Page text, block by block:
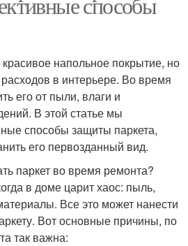
красивое напольное покрытие, но
расходов в интерьере. Во время
его от пыли, влаги и
В этой статье мы
способы защиты паркета,
его первозданный вид.
паркет во время ремонта?
в доме царит хаос: пыль,
Все это может нанести
Вот основные причины, по
так важна: